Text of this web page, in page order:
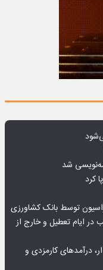
شد
کرد
ایام تعطیل و خارج از
درآمدهای کارمزدی و